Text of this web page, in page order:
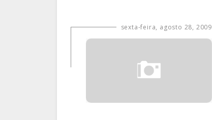
sexta-feira, agosto 28, 2009